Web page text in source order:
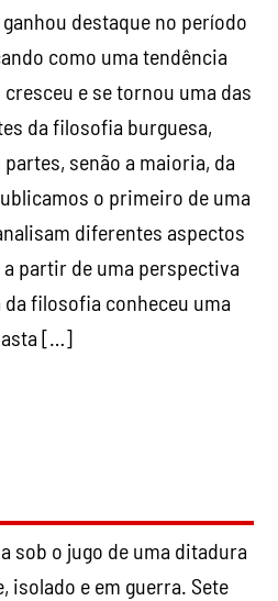
destaque no período
como uma tendência
e se tornou uma das
da filosofia burguesa,
senão a maioria, da
o primeiro de uma
diferentes aspectos
partir de uma perspectiva
filosofia conheceu uma
[…]
sob o jugo de uma ditadura
isolado e em guerra. Sete